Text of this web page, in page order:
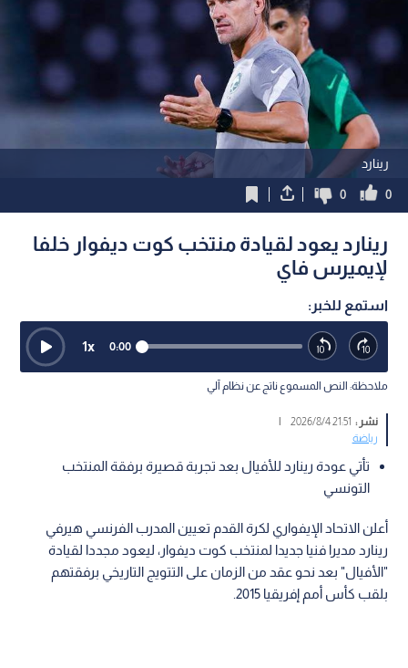
رينارد
0
0
رينارد يعود لقيادة منتخب كوت ديفوار خلفا
لإيميرس فاي
استمع للخبر:
0:00
1x
ملاحظة: النص المسموع ناتج عن نظام آلي
نشر : 21:51 2026/8/4
|
رياضة
تأتي عودة رينارد للأفيال بعد تجربة قصيرة برفقة المنتخب
التونسي
أعلن الاتحاد الإيفواري لكرة القدم تعيين المدرب الفرنسي هيرفي
رينارد مديرا فنيا جديدا لمنتخب كوت ديفوار، ليعود مجددا لقيادة
"الأفيال" بعد نحو عقد من الزمان على التتويج التاريخي برفقتهم
بلقب كأس أمم إفريقيا 2015.